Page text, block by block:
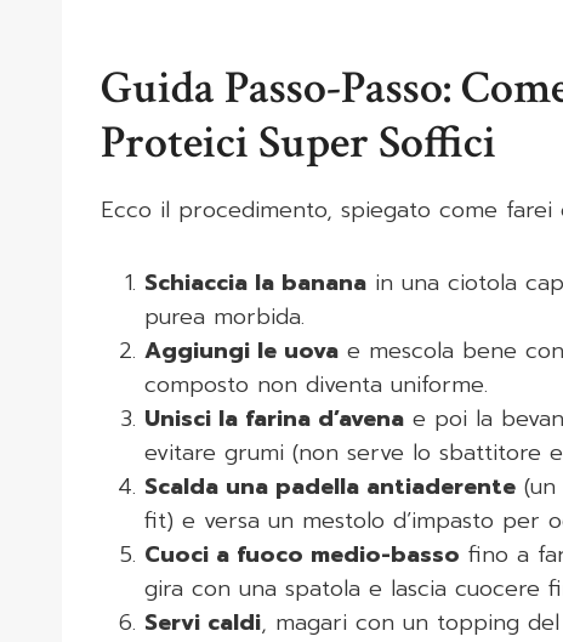
Guida Passo-Passo:
Proteici Super Soffici
Ecco il procedimento, spiegato come
Schiaccia la banana in una ciotola
purea morbida.
Aggiungi le uova e mescola bene
composto non diventa uniforme.
Unisci la farina d’avena e poi la
evitare grumi (non serve lo sbattitore
Scalda una padella antiaderente
fit) e versa un mestolo d’impasto per
Cuoci a fuoco medio-basso fino a
gira con una spatola e lascia cuocere
Servi caldi, magari con un topping